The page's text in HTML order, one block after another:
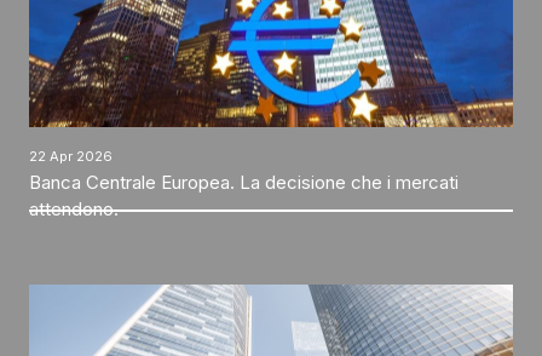
22 Apr 2026
Banca Centrale Europea. La decisione che i mercati
attendono.